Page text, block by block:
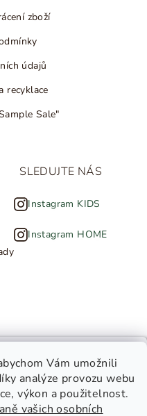
Vám umožnili
analýze provozu webu
výkon a použitelnost.
vašich osobních
zboží
údajů
recyklace
Sale"
SLEDUJTE NÁS
Instagram KIDS
Instagram HOME
práva vyhrazena.Upravit